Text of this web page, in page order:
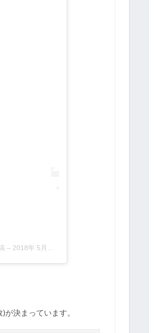
– 2018年 5月月25日午前2時47分PDT
決まっています。